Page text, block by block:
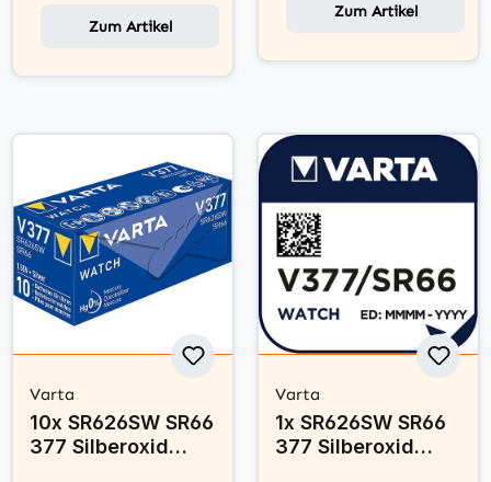
Zum Artikel
Zum Artikel
Varta
10x SR626SW SR66
377 Silberoxid
Varta
1x SR626SW SR66
377 Silberoxid